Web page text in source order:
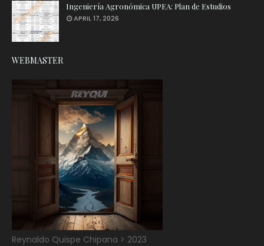
Ingeniería Agronómica UPEA: Plan de Estudios
APRIL 17, 2026
WEBMASTER
Reynaldo Quispe Chipana > 2023